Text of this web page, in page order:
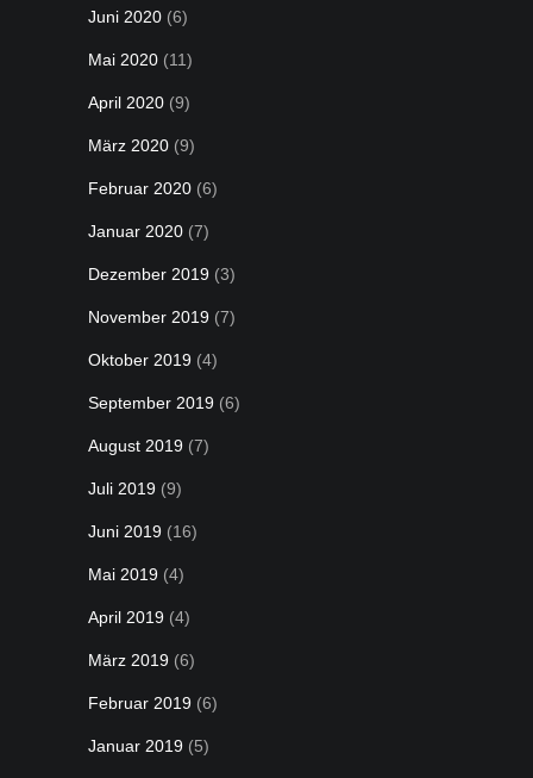
Juni 2020 (6)
Mai 2020 (11)
April 2020 (9)
März 2020 (9)
Februar 2020 (6)
Januar 2020 (7)
Dezember 2019 (3)
November 2019 (7)
Oktober 2019 (4)
September 2019 (6)
August 2019 (7)
Juli 2019 (9)
Juni 2019 (16)
Mai 2019 (4)
April 2019 (4)
März 2019 (6)
Februar 2019 (6)
Januar 2019 (5)